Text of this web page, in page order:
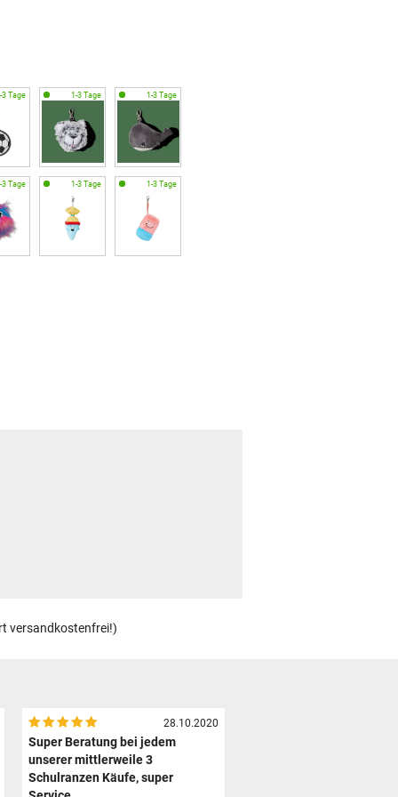
versandkostenfrei!)
28.10.2020
Super Beratung bei jedem
unserer mittlerweile 3
Schulranzen Käufe, super